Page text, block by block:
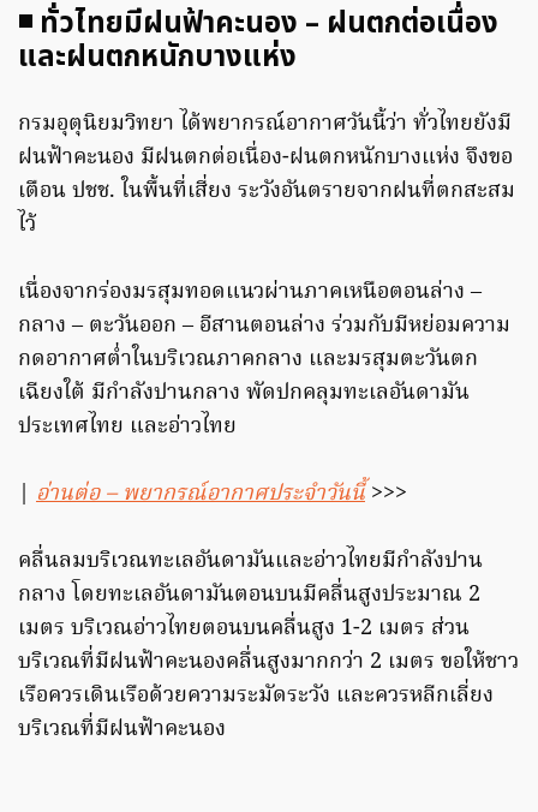
◾️ ทั่วไทยมีฝนฟ้าคะนอง – ฝนตกต่อเนื่อง
และฝนตกหนักบางแห่ง
กรมอุตุนิยมวิทยา ได้พยากรณ์อากาศวันนี้ว่า ทั่วไทยยังมี
ฝนฟ้าคะนอง มีฝนตกต่อเนื่อง-ฝนตกหนักบางแห่ง จึงขอ
เตือน ปชช. ในพื้นที่เสี่ยง ระวังอันตรายจากฝนที่ตกสะสม
ไว้
เนื่องจากร่องมรสุมทอดแนวผ่านภาคเหนือตอนล่าง –
กลาง – ตะวันออก – อีสานตอนล่าง ร่วมกับมีหย่อมความ
กดอากาศต่ำในบริเวณภาคกลาง และมรสุมตะวันตก
เฉียงใต้ มีกำลังปานกลาง พัดปกคลุมทะเลอันดามัน
ประเทศไทย และอ่าวไทย
| อ่านต่อ – พยากรณ์อากาศประจำวันนี้>>>
คลื่นลมบริเวณทะเลอันดามันและอ่าวไทยมีกำลังปาน
กลาง โดยทะเลอันดามันตอนบนมีคลื่นสูงประมาณ 2
เมตร บริเวณอ่าวไทยตอนบนคลื่นสูง 1-2 เมตร ส่วน
บริเวณที่มีฝนฟ้าคะนองคลื่นสูงมากกว่า 2 เมตร ขอให้ชาว
เรือควรเดินเรือด้วยความระมัดระวัง และควรหลีกเลี่ยง
บริเวณที่มีฝนฟ้าคะนอง